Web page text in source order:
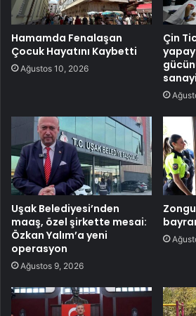
Hamamda Fenalaşan
Çocuk Hayatını Kaybetti
Ağustos 10, 2026
Çin
Uşak Belediyesi’nden
maaş, özel şirkette mesai:
Özkan Yalım’a yeni
operasyon
Ağustos 9, 2026